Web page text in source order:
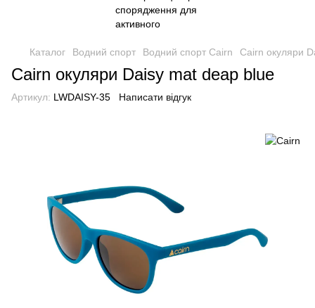
Каталог Водний спорт Водний спорт Cairn Cairn окуляри
Cairn окуляри Daisy mat deap blue
Артикул: LWDAISY-35 Написати відгук